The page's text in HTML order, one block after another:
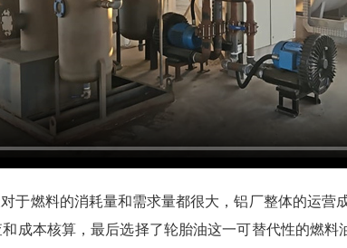
于燃料的消耗量和需求量都很大，铝厂整体的运
成本核算，最后选择了轮胎油这一可替代性的燃料